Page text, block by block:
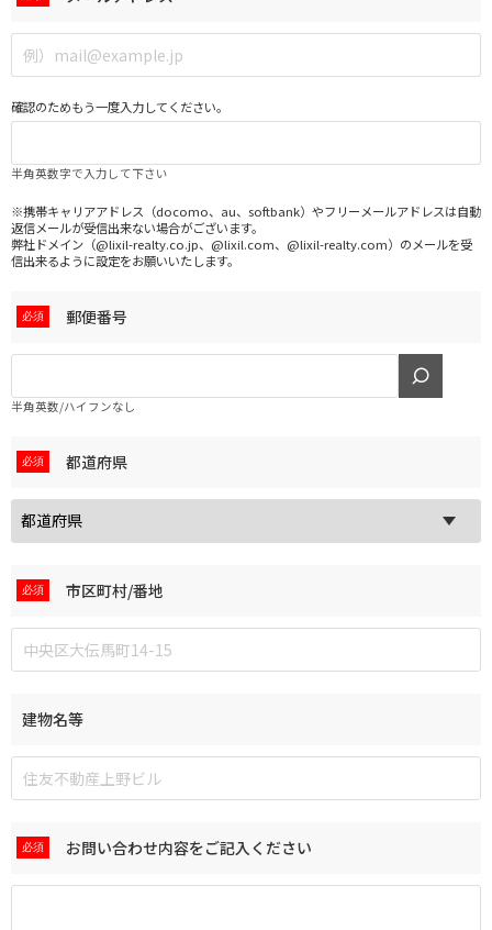
確認のためもう一度入力してください。
半角英数字で入力して下さい
※携帯キャリアアドレス（docomo、au、softbank）やフリーメールアドレスは自動
返信メールが受信出来ない場合がございます。
弊社ドメイン（@lixil-realty.co.jp、@lixil.com、@lixil-realty.com）のメールを受
信出来るように設定をお願いいたします。
郵便番号
半角英数/ハイフンなし
都道府県
市区町村/番地
建物名等
お問い合わせ内容をご記入ください